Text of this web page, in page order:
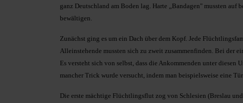
ganz Deutschland am Boden lag. Harte „Bandagen" mussten
bewältigen.
Zunächst ging es um ein Dach über dem Kopf. Jede
Alleinstehende mussten sich zu zweit zusammenfinden. Bei der
Es versteht sich von selbst, dass die Ankommenden unter diesen
mancher Trick wurde versucht, indem man beispielsweise eine
Die erste mächtige Flüchtlingsflut zog von Schlesien (Breslau